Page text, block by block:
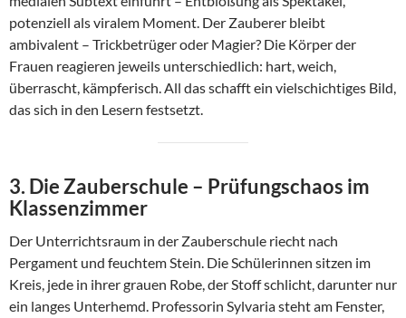
potenziell als viralem Moment. Der Zauberer bleibt
ambivalent – Trickbetrüger oder Magier? Die Körper der
Frauen reagieren jeweils unterschiedlich: hart, weich,
überrascht, kämpferisch. All das schafft ein vielschichtiges Bild,
das sich in den Lesern festsetzt.
3. Die Zauberschule – Prüfungschaos im
Klassenzimmer
Der Unterrichtsraum in der Zauberschule riecht nach
Pergament und feuchtem Stein. Die Schülerinnen sitzen im
Kreis, jede in ihrer grauen Robe, der Stoff schlicht, darunter nur
ein langes Unterhemd. Professorin Sylvaria steht am Fenster,